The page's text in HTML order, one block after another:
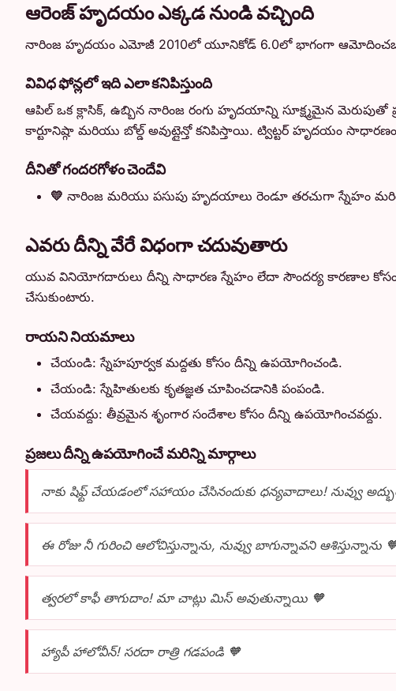
ఆరెంజ్ హృదయం ఎక్కడ నుండి వచ్చింది
నారింజ హృదయం ఎమోజీ 2010లో యూనికోడ్ 6.0లో భాగంగా
వివిధ ఫోన్లలో ఇది ఎలా కనిపిస్తుంది
ఆపిల్ ఒక క్లాసిక్, ఉబ్బిన నారింజ రంగు హృదయాన్ని సూక్ష్మమైన మెరుపుతో
కార్టూనిష్గా మరియు బోల్డ్ అవుట్లైన్తో కనిపిస్తాయి. ట్విట్టర్ హృదయం
దీనితో గందరగోళం చెందేవి
💛 నారింజ మరియు పసుపు హృదయాలు రెండూ తరచుగా స్నేహం
ఎవరు దీన్ని వేరే విధంగా చదువుతారు
యువ వినియోగదారులు దీన్ని సాధారణ స్నేహం లేదా సౌందర్య కారణాల కోసం
చేసుకుంటారు.
రాయని నియమాలు
చేయండి: స్నేహపూర్వక మద్దతు కోసం దీన్ని ఉపయోగించండి.
చేయండి: స్నేహితులకు కృతజ్ఞత చూపించడానికి పంపండి.
చేయవద్దు: తీవ్రమైన శృంగార సందేశాల కోసం దీన్ని ఉపయోగించవద్దు.
ప్రజలు దీన్ని ఉపయోగించే మరిన్ని మార్గాలు
నాకు షిఫ్ట్ చేయడంలో సహాయం చేసినందుకు ధన్యవాదాలు! నువ్వు
ఈ రోజు నీ గురించి ఆలోచిస్తున్నాను, నువ్వు బాగున్నావని ఆశిస్తున్నాను
త్వరలో కాఫీ తాగుదాం! మా చాట్లు మిస్ అవుతున్నాయి 🧡
హ్యాపీ హాలోవీన్! సరదా రాత్రి గడపండి 🧡